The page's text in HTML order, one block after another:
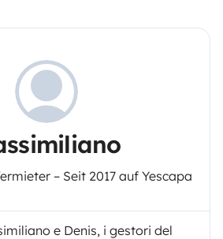
– Seit 2017 auf Yescapa
e Denis, i gestori del